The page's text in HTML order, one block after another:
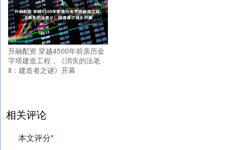
升融配资 穿越4500年前亲历金
字塔建造工程，《消失的法老
Ⅱ：建造者之谜》开幕
相关评论
本文评分*